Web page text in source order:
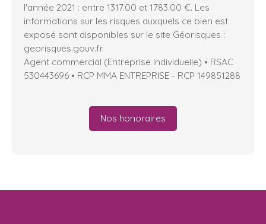
l'année 2021 : entre 1317.00 et 1783.00 €. Les
informations sur les risques auxquels ce bien est
exposé sont disponibles sur le site Géorisques :
georisques.gouv.fr.
Agent commercial (Entreprise individuelle) • RSAC
530443696 • RCP MMA ENTREPRISE - RCP 149851288
Nos honoraires